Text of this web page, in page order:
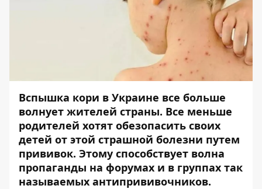
Вспышка кори в Украине все больше
волнует жителей страны. Все меньше
родителей хотят обезопасить своих
детей от этой страшной болезни путем
прививок. Этому способствует волна
пропаганды на форумах и в группах так
называемых антипрививочников.